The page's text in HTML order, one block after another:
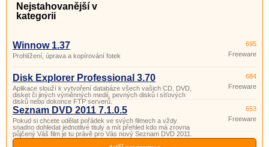
Nejstahovanější v
kategorii
Winnow 1.37
Prohlížení, úprava a kopírování fotek
695
Freeware
Disk Explorer Professional 3.70
Aplikace slouží k vytvoření databáze všech vašich CD, DVD,
disket či jiných výměnných medií, pevných disků i síťových
disků nebo dokonce FTP serverů.
684
Freeware
Seznam DVD 2011 7.1.0.5
Pokud si chcete udělat pořádek ve svých filmech a vždy
snadno dohledat jednotlivé tituly a mít přehled kdo má zrovna
půjčený Váš film je tu právě pro Vás nový Seznam DVD 2011.
653
Freeware